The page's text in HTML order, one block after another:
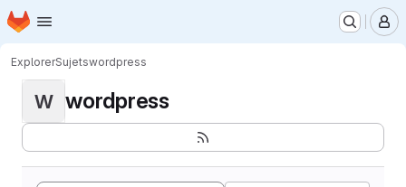
Passer au contenu principal
Page d'accueil
ExplorerSujetswordpress
W wordpress